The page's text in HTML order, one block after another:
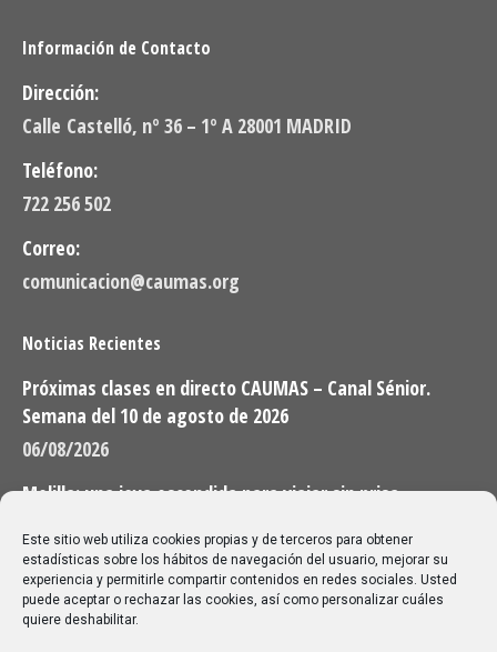
Este sitio web utiliza cookies propias y de terceros para obtener
estadísticas sobre los hábitos de navegación del usuario, mejorar su
experiencia y permitirle compartir contenidos en redes sociales. Usted
puede aceptar o rechazar las cookies, así como personalizar cuáles
quiere deshabilitar.
Información de Contacto
Dirección:
Calle Castelló, nº 36 – 1º A 28001 MADRID
Teléfono:
722 256 502
Correo:
comunicacion@caumas.org
Noticias Recientes
Próximas clases en directo CAUMAS – Canal Sénior.
Semana del 10 de agosto de 2026
06/08/2026
Melilla: una joya escondida para viajar sin prisa
28/07/2026
Buscar
Buscar: